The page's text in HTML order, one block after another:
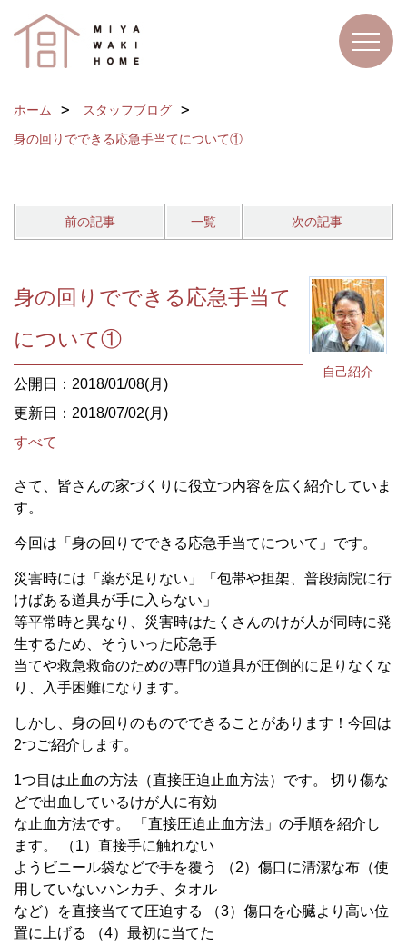
ホーム
スタッフブログ
身の回りでできる応急手当てについて①
前の記事 一覧 次の記事
自己紹介
身の回りでできる応急手当て
について①
公開日：2018/01/08(月)
更新日：2018/07/02(月)
すべて
さて、皆さんの家づくりに役立つ内容を広く紹介していま
す。
今回は「身の回りでできる応急手当てについて」です。
災害時には「薬が足りない」「包帯や担架、普段病院に行
けばある道具が手に入らない」
等平常時と異なり、災害時はたくさんのけが人が同時に発
生するため、そういった応急手
当てや救急救命のための専門の道具が圧倒的に足りなくな
り、入手困難になります。
しかし、身の回りのものでできることがあります！今回は
2つご紹介します。
1つ目は止血の方法（直接圧迫止血方法）です。 切り傷な
どで出血しているけが人に有効
な止血方法です。 「直接圧迫止血方法」の手順を紹介し
ます。 （1）直接手に触れない
ようビニール袋などで手を覆う （2）傷口に清潔な布（使
用していないハンカチ、タオル
など）を直接当てて圧迫する （3）傷口を心臓より高い位
置に上げる （4）最初に当てた